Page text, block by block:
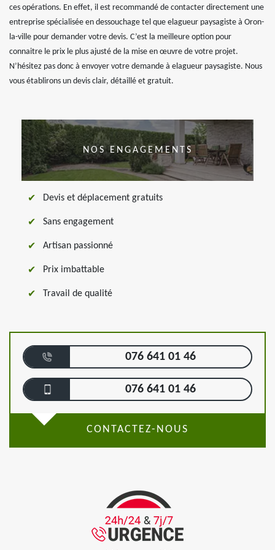
ces opérations. En effet, il est recommandé de contacter directement une
entreprise spécialisée en dessouchage tel que elagueur paysagiste à Oron-
la-ville pour demander votre devis. C’est la meilleure option pour
connaitre le prix le plus ajusté de la mise en œuvre de votre projet.
N’hésitez pas donc à envoyer votre demande à elagueur paysagiste. Nous
vous établirons un devis clair, détaillé et gratuit.
NOS ENGAGEMENTS
Devis et déplacement gratuits
Sans engagement
Artisan passionné
Prix imbattable
Travail de qualité
076 641 01 46
076 641 01 46
CONTACTEZ-NOUS